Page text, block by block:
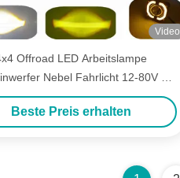
Video
Offroad LED Arbeitslampe
Nebel Fahrlicht 12-80V 4
Zoll 30W Doppelfarben
Beste Preis erhalten